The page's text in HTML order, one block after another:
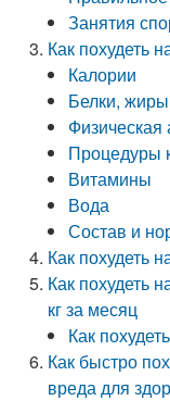
Занятия
Как похудеть
Калории
Белки,
Физическая
Процедуры
Витамины
Вода
Состав и
Как похудеть
Как похудеть
кг за месяц
Как
Как быстро
вреда для